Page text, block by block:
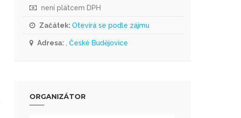
není plátcem DPH
Začátek: Otevírá se podle zájmu
Adresa: , České Budějovice
ORGANIZÁTOR